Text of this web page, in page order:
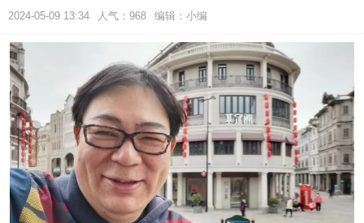
2024-05-09 13:34 人气： 968 编辑：小编